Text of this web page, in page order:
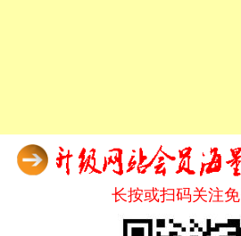
长按或扫码关注